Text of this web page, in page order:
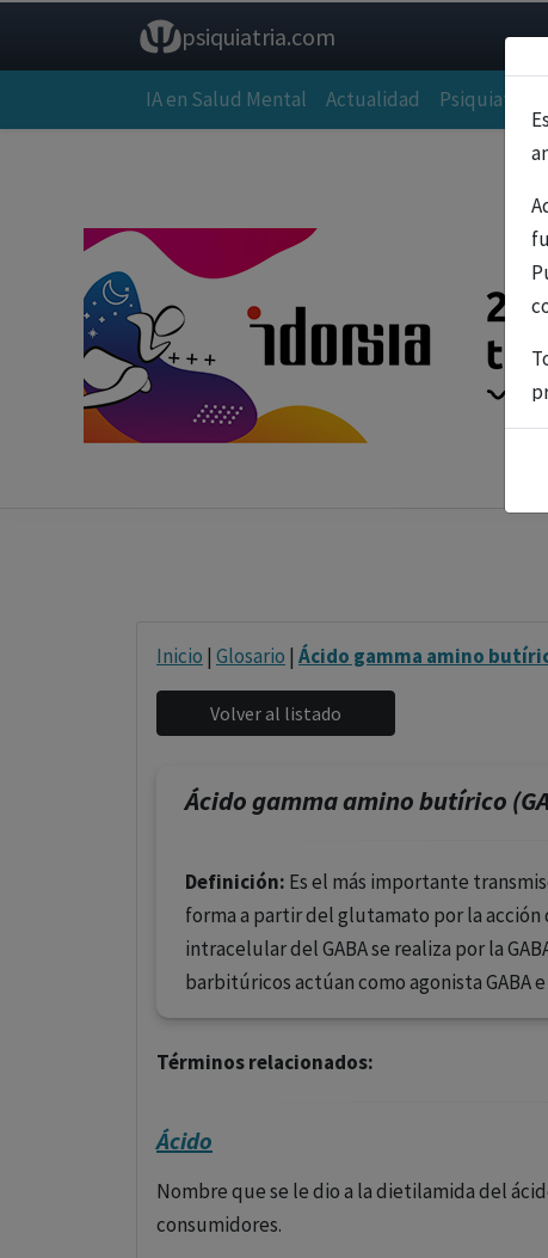
psiquiatria.com
IA en Salud Mental Actualidad Psiquiatría
Inicio | Glosario | Ácido gamma amino
Ácido gamma amino butírico
Definición: Es el más importante
forma a partir del glutamato por la
intracelular del GABA se realiza por la
barbitúricos actúan como agonista GABA
Términos relacionados:
Ácido
Nombre que se le dio a la dietilamida del
consumidores.